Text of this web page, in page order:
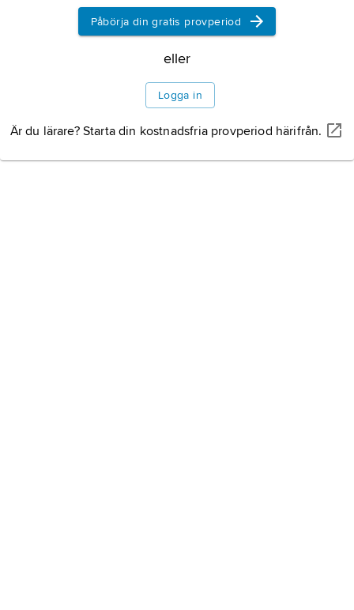
Påbörja din gratis provperiod
eller
Logga in
Är du lärare? Starta din kostnadsfria provperiod härifrån.